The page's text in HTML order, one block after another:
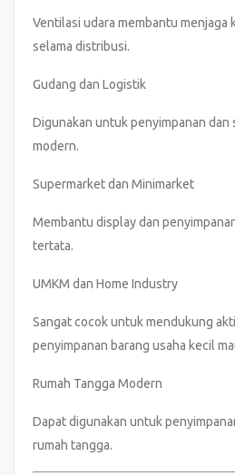
Ventilasi udara membantu menjaga
selama distribusi.
Gudang dan Logistik
Digunakan untuk penyimpanan dan
modern.
Supermarket dan Minimarket
Membantu display dan
tertata.
UMKM dan Home Industry
Sangat cocok untuk mendukung
penyimpanan barang usaha kecil
Rumah Tangga Modern
Dapat digunakan untuk
rumah tangga.